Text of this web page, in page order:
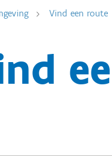
Vind een route